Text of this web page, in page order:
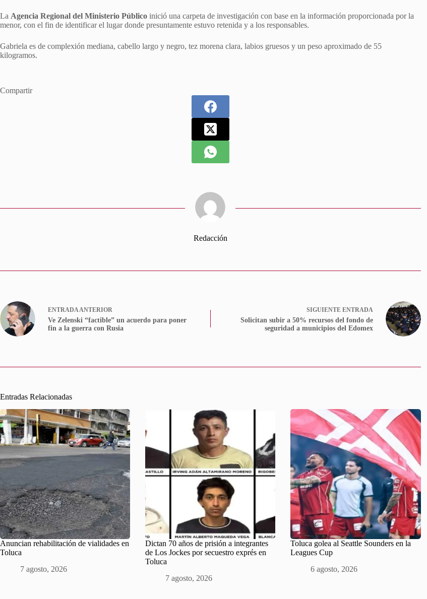
La Agencia Regional del Ministerio Público inició una carpeta de investigación con base en la información proporcionada por la
menor, con el fin de identificar el lugar donde presuntamente estuvo retenida y a los responsables.
Gabriela es de complexión mediana, cabello largo y negro, tez morena clara, labios gruesos y un peso aproximado de 55
kilogramos.
Compartir
Redacción
ENTRADAANTERIOR
Ve Zelenski “factible” un acuerdo para poner
fin a la guerra con Rusia
SIGUIENTE ENTRADA
Solicitan subir a 50% recursos del fondo de
seguridad a municipios del Edomex
Entradas Relacionadas
Anuncian rehabilitación de vialidades en
Toluca
7 agosto, 2026
Dictan 70 años de prisión a integrantes
de Los Jockes por secuestro exprés en
Toluca
7 agosto, 2026
Toluca golea al Seattle Sounders en la
Leagues Cup
6 agosto, 2026